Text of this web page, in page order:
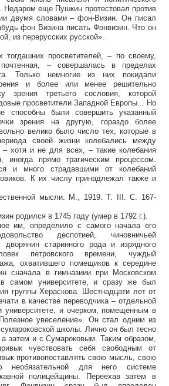
Недаром еще Пушкин протестовал против
двумя словами – фон-Визин. Он писал
фон Визина писать Фонвизин. Что он
из перерусских русской».
просветителей, – по своему,
– совершалась в пределах
Только немногие из них покидали
и более или менее решительно
зрения третьего сословия, которой
просветители Западной Европы... Но
способны были совершить указанный
зрения на другую, гораздо более
велико было число тех, которые в
своей жизни колебались между
хотя и не для всех, – такие колебания
прямо трагическим процессом.
и много страдавшими от колебаний
К их числу принадлежал также и
мысли. М., 1919. Т. III. С. 167-
родился в 1745 году (умер в 1792 г.).
им, определило с самого начала его
деспотией, чиновничьей
старинного рода и изрядного
петровского времени, чуждый
охватившего помещиков к середине
сначала в гимназиии при Московском
в самом университете, и сразу же был
группы Хераскова. Шестнадцати лет от
в качестве переводчика – отдельной
университете, и очерком, помещенным в
увеселение». Он стал одним из
школы. Лично он был тесно
затем и с Сумароковым. Таким образом,
чувствовать себя свободным от
противопоставлять свою мысль, свою
необязательной для него системе
полицейщины. Переехав затем в